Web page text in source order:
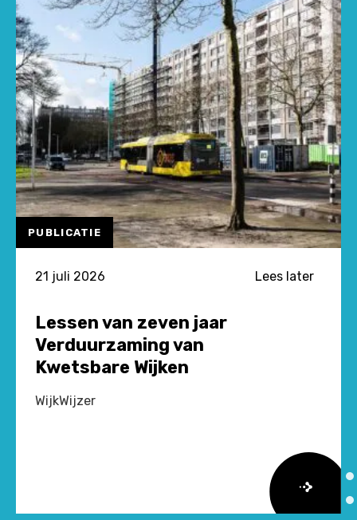
Leefbaarheid
en
Veiligheid
2026
PUBLICATIE
21 juli 2026 Lees later
Lessen van zeven jaar
Verduurzaming van
Kwetsbare Wijken
WijkWijzer